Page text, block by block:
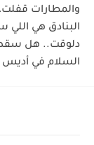
والمطارات
البنادق هي اللي
دلوقت.. هل
السلام في أديس